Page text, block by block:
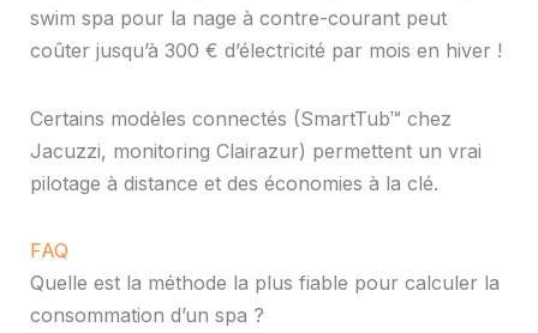
swim spa pour la nage à contre-courant peut
coûter jusqu’à 300 € d’électricité par mois en hiver !
Certains modèles connectés (SmartTub™ chez
Jacuzzi, monitoring Clairazur) permettent un vrai
pilotage à distance et des économies à la clé.
FAQ
Quelle est la méthode la plus fiable pour calculer la
consommation d’un spa ?